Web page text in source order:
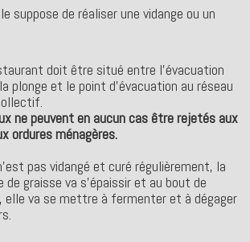
suppose de réaliser une vidange ou un
doit être situé entre l'évacuation
plonge et le point d'évacuation au réseau
ne peuvent en aucun cas être rejetés aux
ordures ménagères.
pas vidangé et curé régulièrement, la
de graisse va s'épaissir et au bout de
elle va se mettre à fermenter et à dégager